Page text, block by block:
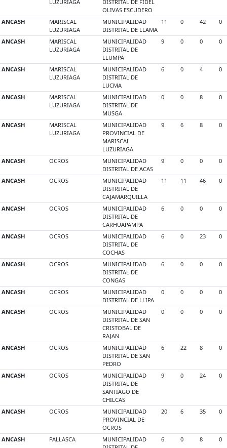
LUZURIAGA
DISTRITAL DE FIDEL
OLIVAS ESCUDERO
ANCASH
MARISCAL
LUZURIAGA
MUNICIPALIDAD
DISTRITAL DE LLAMA
11 0 42 0
ANCASH
MARISCAL
LUZURIAGA
MUNICIPALIDAD
DISTRITAL DE
LLUMPA
9 0 0 0
ANCASH
MARISCAL
LUZURIAGA
MUNICIPALIDAD
DISTRITAL DE
LUCMA
6 0 4 0
ANCASH
MARISCAL
LUZURIAGA
MUNICIPALIDAD
DISTRITAL DE
MUSGA
0 0 8 0
ANCASH
MARISCAL
LUZURIAGA
MUNICIPALIDAD
PROVINCIAL DE
MARISCAL
LUZURIAGA
9 6 8 0
ANCASH OCROS
MUNICIPALIDAD
DISTRITAL DE ACAS
9 0 0 0
ANCASH OCROS
MUNICIPALIDAD
DISTRITAL DE
CAJAMARQUILLA
11 11 46 0
ANCASH OCROS
MUNICIPALIDAD
DISTRITAL DE
CARHUAPAMPA
6 0 0 0
ANCASH OCROS
MUNICIPALIDAD
DISTRITAL DE
COCHAS
6 0 23 0
ANCASH OCROS
MUNICIPALIDAD
DISTRITAL DE
CONGAS
6 0 0 0
ANCASH OCROS
MUNICIPALIDAD
DISTRITAL DE LLIPA
0 0 0 0
ANCASH OCROS
MUNICIPALIDAD
DISTRITAL DE SAN
CRISTOBAL DE
RAJAN
0 0 0 0
ANCASH OCROS
MUNICIPALIDAD
DISTRITAL DE SAN
PEDRO
6 22 8 0
ANCASH OCROS
MUNICIPALIDAD
DISTRITAL DE
SANTIAGO DE
CHILCAS
9 0 24 0
ANCASH OCROS
MUNICIPALIDAD
PROVINCIAL DE
OCROS
20 6 35 0
ANCASH PALLASCA
MUNICIPALIDAD
6 0 8 0